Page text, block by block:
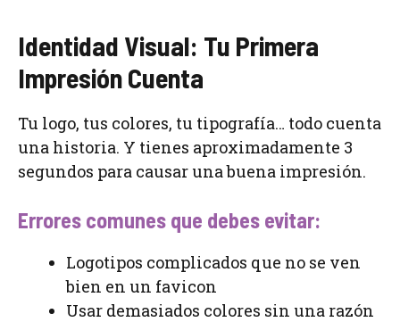
Identidad Visual: Tu Primera
Impresión Cuenta
Tu logo, tus colores, tu tipografía… todo cuenta
una historia. Y tienes aproximadamente 3
segundos para causar una buena impresión.
Errores comunes que debes evitar:
Logotipos complicados que no se ven
bien en un favicon
Usar demasiados colores sin una razón